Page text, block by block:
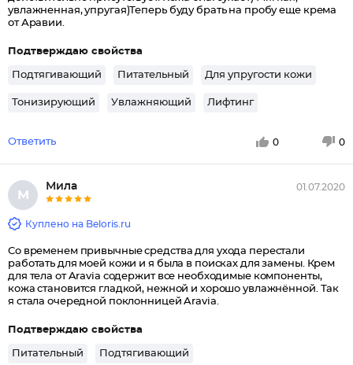
увлажненная, упругая)Теперь буду брать на пробу еще крема
от Аравии.
Подтверждаю свойства
Подтягивающий Питательный Для упругости кожи
Тонизирующий Увлажняющий Лифтинг
Ответить 0 0
М
Мила 01.07.2020
Куплено на Beloris.ru
Со временем привычные средства для ухода перестали
работать для моей кожи и я была в поисках для замены. Крем
для тела от Aravia содержит все необходимые компоненты,
кожа становится гладкой, нежной и хорошо увлажнённой. Так
я стала очередной поклонницей Aravia.
Подтверждаю свойства
Питательный Подтягивающий